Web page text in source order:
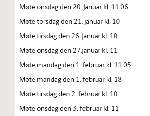
Møte onsdag den 20. januar kl. 11.06
Møte torsdag den 21. januar kl. 10
Møte tirsdag den 26. januar kl. 10
Møte onsdag den 27.januar kl. 11
Møte mandag den 1. februar kl. 11.05
Møte mandag den 1. februar kl. 18
Møte tirsdag den 2. februar kl. 10
Møte onsdag den 3. februar kl. 11